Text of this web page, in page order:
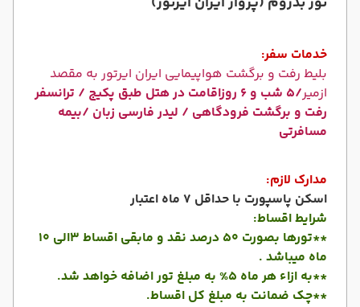
خدمات سفر:
بلیط رفت و برگشت هواپیمایی ایران ایرتور به مقصد
ازمیر
/5 شب و 6 روزاقامت در هتل طبق پکیج / ترانسفر
رفت و برگشت فرودگاهی / لیدر فارسی زبان /بیمه
مسافرتی
مدارک لازم:
اسکن پاسپورت با حداقل 7 ماه اعتبار
شرایط اقساط:
**تورها بصورت 50 درصد نقد و مابقی اقساط 3الی 10
ماه میباشد .
**به ازاء هر ماه 5% به مبلغ تور اضافه خواهد شد.
**چک ضمانت به مبلغ کل اقساط.